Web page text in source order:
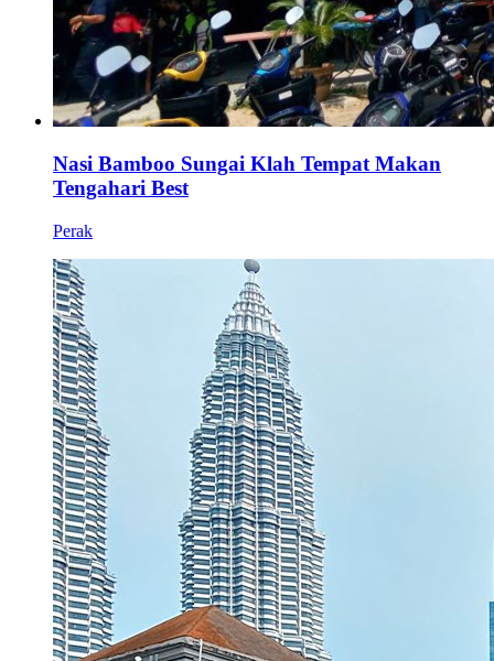
Nasi Bamboo Sungai Klah Tempat Makan
Tengahari Best
Perak